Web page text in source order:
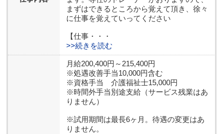
まずはできるところから覚えて頂き、徐々
に仕事を覚えていってください
【仕事・・・
>>続きを読む
月給200,400円～215,400円
※処遇改善手当10,000円含む
※資格手当 介護福祉士15,000円
※時間外手当別途支給（サービス残業はあ
りません）
※試用期間は最長6ヶ月。待遇の変更はあ
りません。